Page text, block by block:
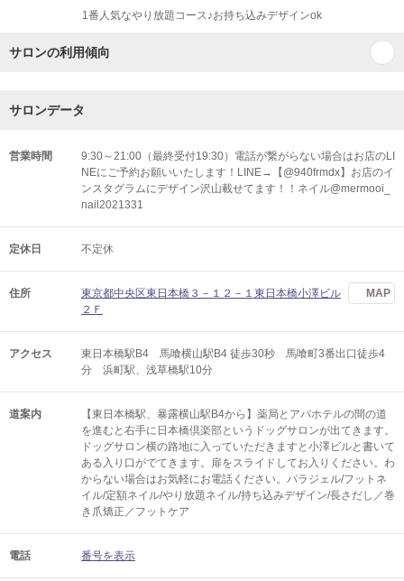
1番人気なやり放題コース♪お持ち込みデザインok
サロンの利用傾向
サロンデータ
営業時間
9:30～21:00（最終受付19:30）電話が繋がらない場合はお店のLI
NEにご予約お願いいたします！LINE→【@940frmdx】お店のイ
ンスタグラムにデザイン沢山載せてます！！ネイル@mermooi_
nail2021331
定休日 不定休
住所
東京都中央区東日本橋３－１２－１東日本橋小澤ビル
２Ｆ
MAP
アクセス
東日本橋駅B4 馬喰横山駅B4 徒歩30秒 馬喰町3番出口徒歩4
分 浜町駅、浅草橋駅10分
道案内
【東日本橋駅、暴露横山駅B4から】薬局とアパホテルの間の道
を進むと右手に日本橋倶楽部というドッグサロンが出てきます。
ドッグサロン横の路地に入っていただきますと小澤ビルと書いて
ある入り口がでてきます。扉をスライドしてお入りください。わ
からない場合はお気軽にお電話ください。パラジェル/フットネ
イル/定額ネイル/やり放題ネイル/持ち込みデザイン/長さだし／巻
き爪矯正／フットケア
電話 番号を表示